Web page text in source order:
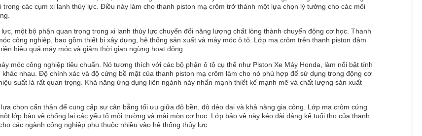
các cụm xi lanh thủy lực. Điều này làm cho thanh piston mạ crôm trở thành một lựa chọn lý tưởng cho các môi
một bộ phận quan trọng trong xi lanh thủy lực chuyển đổi năng lượng chất lỏng thành chuyển động cơ học. Thanh
công nghiệp, bao gồm thiết bị xây dựng, hệ thống sản xuất và máy móc ô tô. Lớp mạ crôm trên thanh piston đảm
hiệu quả máy móc và giảm thời gian ngừng hoạt động.
móc công nghiệp tiêu chuẩn. Nó tương thích với các bộ phận ô tô cụ thể như Piston Xe Máy Honda, làm nổi bật tính
nhau. Độ chính xác và độ cứng bề mặt của thanh piston mạ crôm làm cho nó phù hợp để sử dụng trong động cơ
suất là rất quan trọng. Khả năng ứng dụng liên ngành này nhấn mạnh thiết kế mạnh mẽ và chất lượng sản xuất
chọn cẩn thận để cung cấp sự cân bằng tối ưu giữa độ bền, độ dẻo dai và khả năng gia công. Lớp mạ crôm cứng
lớp bảo vệ chống lại các yếu tố môi trường và mài mòn cơ học. Lớp bảo vệ này kéo dài đáng kể tuổi thọ của thanh
các ngành công nghiệp phụ thuộc nhiều vào hệ thống thủy lực.